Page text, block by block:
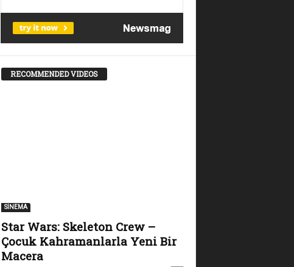
RECOMMENDED VIDEOS
SİNEMA
Star Wars: Skeleton Crew –
Çocuk Kahramanlarla Yeni Bir
Macera